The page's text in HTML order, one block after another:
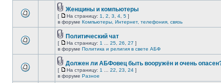
Женщины и компьютеры
[ На страницу: 1 2 3 4 5 ]
в форуме Компьютеры, Интернет, телефония, связь
Политический чат
[ На страницу: 1 25 26 27 ]
в форуме Политика и религия в свете АБФ
Должен ли АБФовец быть вооружён и очень
[ На страницу: 1 22 23 24 ]
в форуме Разное